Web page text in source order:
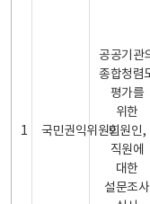
1 국민권익위원회
공공기관
종합청렴
평가를
위한
민원인,
직원에
대한
설문조사